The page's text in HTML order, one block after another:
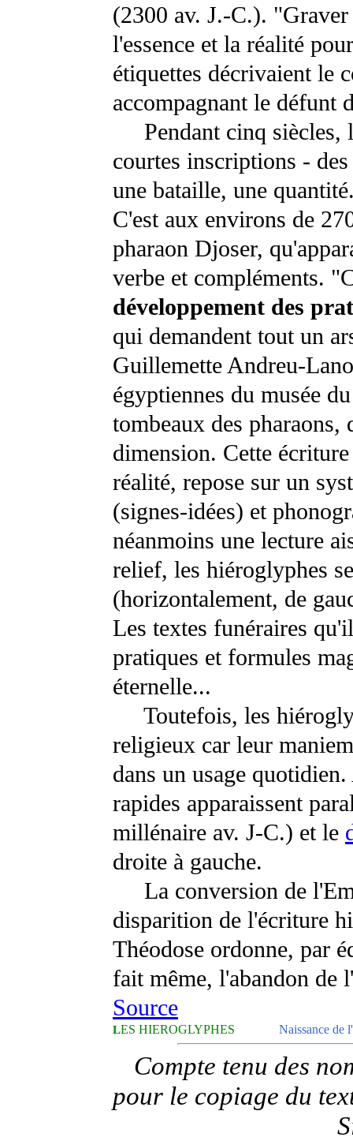
(2300 av. J.-C.).
l'essence et la réalité
étiquettes décrivaient le
accompagnant le défunt
Pendant cinq siècles,
courtes inscriptions -
une bataille, une
C'est aux environs de
pharaon Djoser,
verbe et compléments.
développement des
qui demandent tout un
Guillemette Andreu-
égyptiennes du musée
tombeaux des
dimension. Cette
réalité, repose sur un
(signes-idées) et
néanmoins une lecture
relief, les hiéroglyphes
(horizontalement, de
Les textes funéraires
pratiques et formules
éternelle...
Toutefois, les
religieux car leur
dans un usage
rapides apparaissent
millénaire av. J-C.) et le
droite à gauche.
La conversion de
disparition de l'écriture
Théodose ordonne, par
fait même, l'abandon de
Source
LES HIEROGLYPHES Naissance de
Compte tenu des
pour le copiage du